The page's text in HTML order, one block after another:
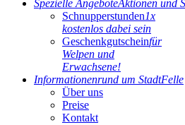
Spezielle AngeboteAktionen und
Schnupperstunden1x
kostenlos dabei sein
Geschenkgutscheinfür
Welpen und
Erwachsene!
Informationenrund um StadtFelle
Über uns
Preise
Kontakt